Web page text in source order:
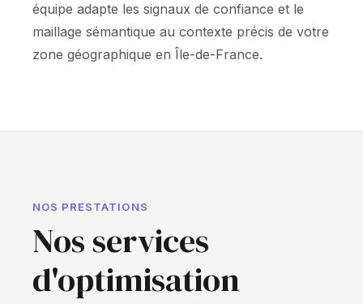
équipe adapte les signaux de confiance et le
maillage sémantique au contexte précis de votre
zone géographique en Île-de-France.
NOS PRESTATIONS
Nos services
d'optimisation